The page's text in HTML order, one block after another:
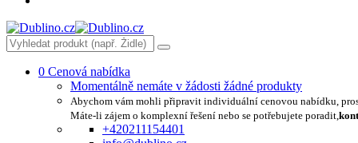
0 Cenová nabídka
Momentálně nemáte v žádosti žádné produkty
Abychom vám mohli připravit individuální cenovou nabídku,
Máte-li zájem o komplexní řešení nebo se potřebujete poradit,
+420211154401